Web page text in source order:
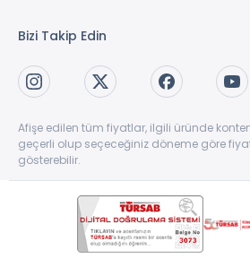
Bizi Takip Edin
Afişe edilen tüm fiyatlar, ilgili üründe
geçerli olup seçeceğiniz döneme göre
gösterebilir.